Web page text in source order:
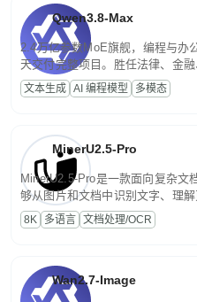
Qwen3.8-Max
2.4万亿参数MoE旗舰，编程与办
天交付完整项目。胜任法律、金
话端到端交付生产级成果。原生
程，支持超长文档与长视频的深
文本生成 AI 编程模型 多模态
MinerU2.5-Pro
MinerU2.5-Pro是一款面向复杂文
够从图片和文档中识别文字、理
为便于存储、检索和二次处理的结
8K 多语言 文档处理/OCR
Wan2.7-Image